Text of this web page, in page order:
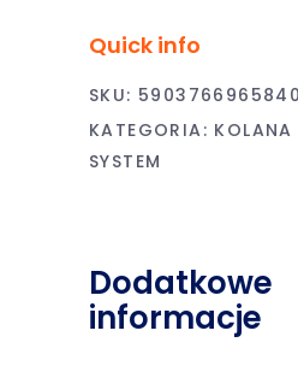
Quick info
SKU: 5903766965840
KATEGORIA: KOLANA
SYSTEM
Dodatkowe
informacje